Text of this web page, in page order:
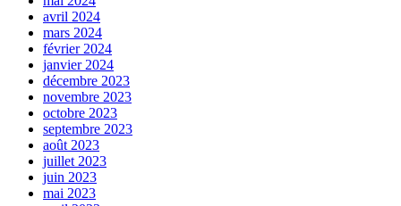
avril 2024
mars 2024
février 2024
janvier 2024
décembre 2023
novembre 2023
octobre 2023
septembre 2023
août 2023
juillet 2023
juin 2023
mai 2023